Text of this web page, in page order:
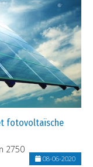
fotovoltaïsche
2750
08-06-2020